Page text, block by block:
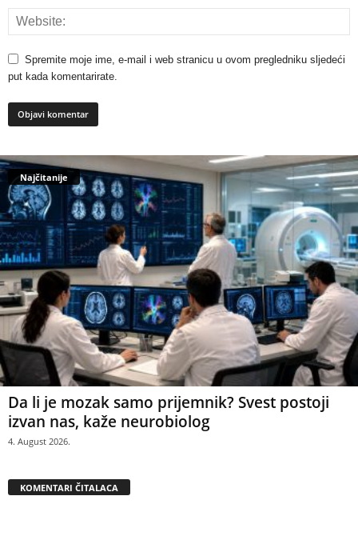
Spremite moje ime, e-mail i web stranicu u ovom pregledniku sljedeći
put kada komentarirate.
Najčitanije
Da li je mozak samo prijemnik? Svest postoji
izvan nas, kaže neurobiolog
4. August 2026.
KOMENTARI ČITALACA